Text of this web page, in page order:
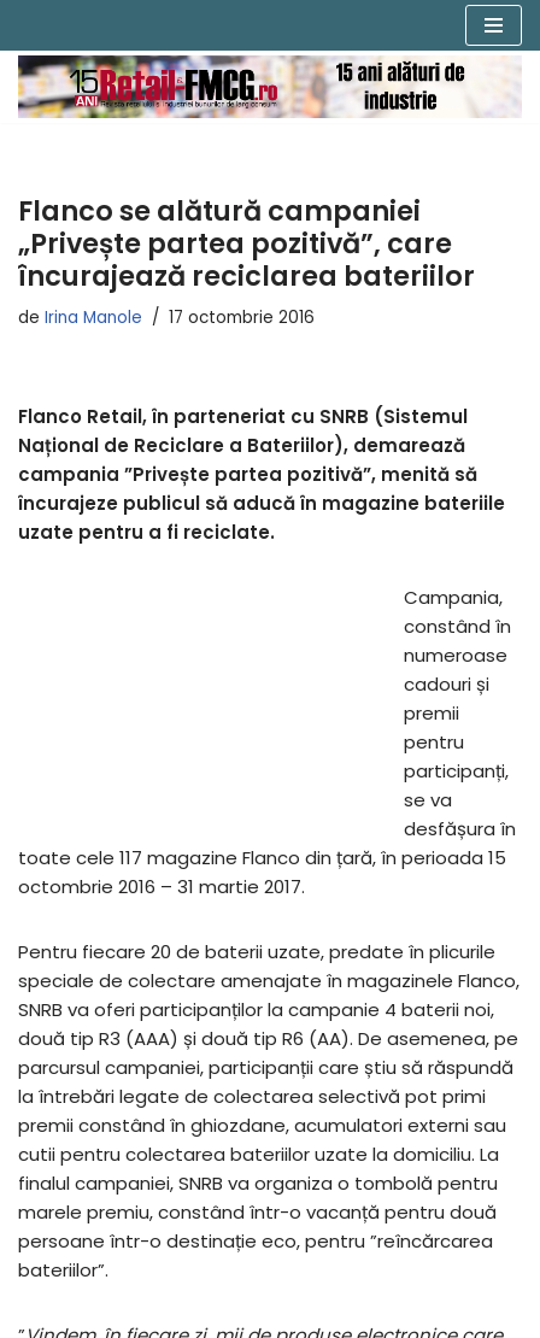
Sari
la
conținut
Flanco se alătură campaniei
„Privește partea pozitivă”, care
încurajează reciclarea bateriilor
de Irina Manole 17 octombrie 2016
Flanco Retail, în parteneriat cu SNRB (Sistemul
Național de Reciclare a Bateriilor), demarează
campania ”Privește partea pozitivă”, menită să
încurajeze publicul să aducă în magazine bateriile
uzate pentru a fi reciclate.
Campania,
constând în
numeroase
cadouri și
premii
pentru
participanți,
se va
desfășura în
toate cele 117 magazine Flanco din țară, în perioada 15
octombrie 2016 – 31 martie 2017.
Pentru fiecare 20 de baterii uzate, predate în plicurile
speciale de colectare amenajate în magazinele Flanco,
SNRB va oferi participanților la campanie 4 baterii noi,
două tip R3 (AAA) și două tip R6 (AA). De asemenea, pe
parcursul campaniei, participanții care știu să răspundă
la întrebări legate de colectarea selectivă pot primi
premii constând în ghiozdane, acumulatori externi sau
cutii pentru colectarea bateriilor uzate la domiciliu. La
finalul campaniei, SNRB va organiza o tombolă pentru
marele premiu, constând într-o vacanță pentru două
persoane într-o destinație eco, pentru ”reîncărcarea
bateriilor”.